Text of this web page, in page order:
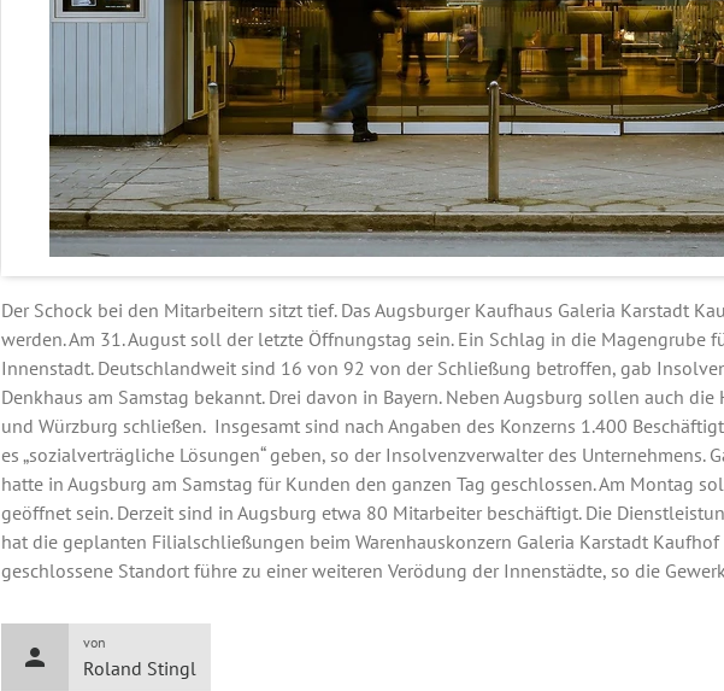
Der Schock bei den Mitarbeitern sitzt tief. Das Augsburger Kaufhaus Galeria Karstadt
werden. Am 31. August soll der letzte Öffnungstag sein. Ein Schlag in die Magengrube
Innenstadt. Deutschlandweit sind 16 von 92 von der Schließung betroffen, gab
Denkhaus am Samstag bekannt. Drei davon in Bayern. Neben Augsburg sollen auch die
und Würzburg schließen. Insgesamt sind nach Angaben des Konzerns 1.400
es „sozialverträgliche Lösungen“ geben, so der Insolvenzverwalter des Unternehmens.
hatte in Augsburg am Samstag für Kunden den ganzen Tag geschlossen. Am Montag
geöffnet sein. Derzeit sind in Augsburg etwa 80 Mitarbeiter beschäftigt. Die
hat die geplanten Filialschließungen beim Warenhauskonzern Galeria Karstadt Kaufhof
geschlossene Standort führe zu einer weiteren Verödung der Innenstädte, so die
person
von
Roland Stingl